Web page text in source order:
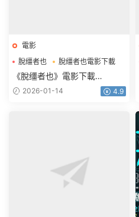
電影
脫缰者也
脫缰者也電影下載
《脫缰者也》電影下載
1080p.HD國語中字
2026-01-14 4.9